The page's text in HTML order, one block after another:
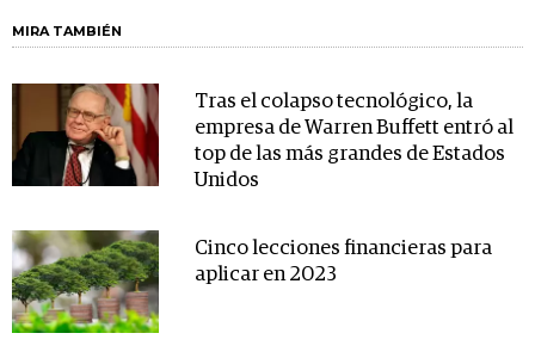
MIRA TAMBIÉN
Tras el colapso tecnológico, la
empresa de Warren Buffett entró al
top de las más grandes de Estados
Unidos
Cinco lecciones financieras para
aplicar en 2023